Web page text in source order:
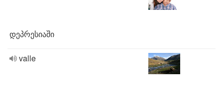
დეპრესიაში
valle